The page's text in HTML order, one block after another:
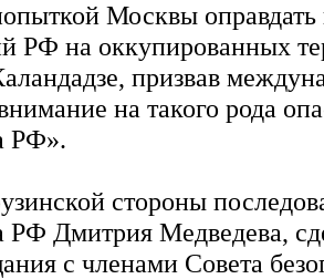
Москвы
РФ на оккупированных
призвав
на такого рода
РФ».
стороны
РФ Дмитрия Медведева,
с членами Совета